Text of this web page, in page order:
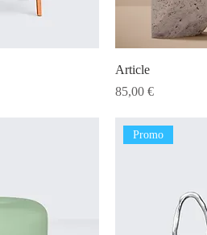
Article
Prix
85,00 €
Promo